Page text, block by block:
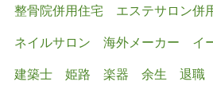
整骨院併用住宅
エステサロン併
ネイルサロン
海外メーカー イ
建築士
姫路 楽器 余生 退職